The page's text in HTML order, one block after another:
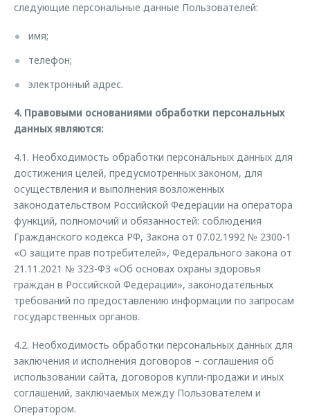
следующие персональные данные Пользователей:
имя;
телефон;
электронный адрес.
4. Правовыми основаниями обработки персональных
данных являются:
4.1. Необходимость обработки персональных данных для
достижения целей, предусмотренных законом, для
осуществления и выполнения возложенных
законодательством Российской Федерации на оператора
функций, полномочий и обязанностей: соблюдения
Гражданского кодекса РФ, Закона от 07.02.1992 № 2300-1
«О защите прав потребителей», Федерального закона от
21.11.2021 № 323-ФЗ «Об основах охраны здоровья
граждан в Российской Федерации», законодательных
требований по предоставлению информации по запросам
государственных органов.
4.2. Необходимость обработки персональных данных для
заключения и исполнения договоров – соглашения об
использовании сайта, договоров купли-продажи и иных
соглашений, заключаемых между Пользователем и
Оператором.